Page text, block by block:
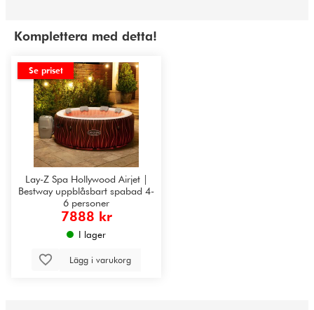
Komplettera med detta!
Se priset
Lay-Z Spa Hollywood Airjet |
Bestway uppblåsbart spabad 4-
6 personer
7888 kr
I lager
Lägg i varukorg